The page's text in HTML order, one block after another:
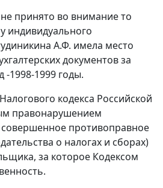
принято во внимание то
индивидуального
А.Ф. имела место
документов за
1998-1999 годы.
Налогового кодекса Российской
правонарушением
противоправное
о налогах и сборах)
за которое Кодексом